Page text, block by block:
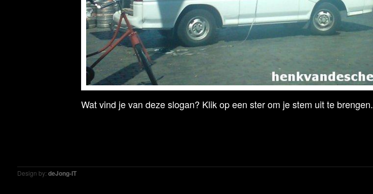
Wat vind je van deze slogan? Klik op een ster om je stem uit te brengen.
Design by: deJong-IT